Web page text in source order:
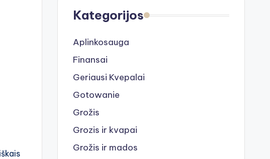
Kategorijos
Aplinkosauga
Finansai
Geriausi Kvepalai
Gotowanie
Grožis
Grozis ir kvapai
Grožis ir mados